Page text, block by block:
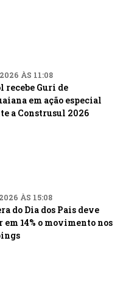
ÀS 11:08
recebe Guri de
em ação especial
a Construsul 2026
ÀS 15:08
do Dia dos Pais deve
em 14% o movimento nos